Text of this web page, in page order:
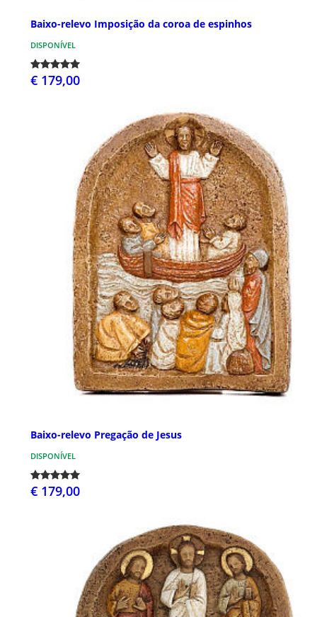
Baixo-relevo Imposição da coroa de espinhos
DISPONÍVEL
€ 179,00
Baixo-relevo Pregação de Jesus
DISPONÍVEL
€ 179,00